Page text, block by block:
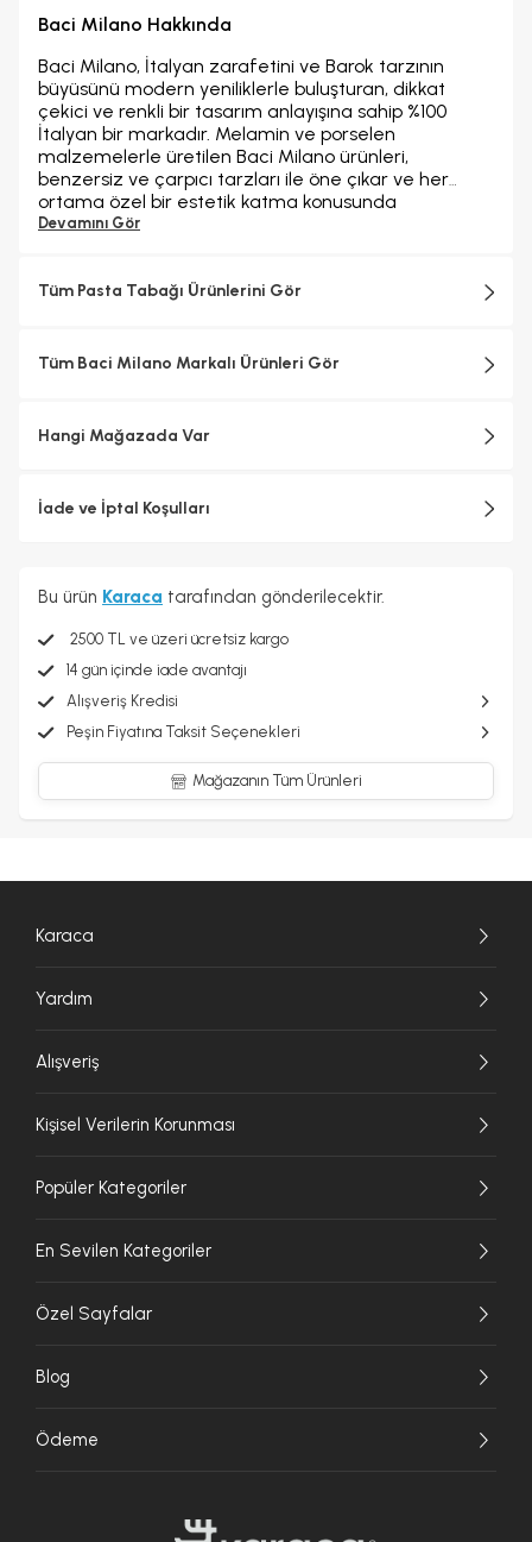
Baci Milano Hakkında
Baci Milano, İtalyan zarafetini ve Barok tarzının
büyüsünü modern yeniliklerle buluşturan, dikkat
çekici ve renkli bir tasarım anlayışına sahip %100
İtalyan bir markadır. Melamin ve porselen
malzemelerle üretilen Baci Milano ürünleri,
benzersiz ve çarpıcı tarzları ile öne çıkar ve her
ortama özel bir estetik katma konusunda
iddialıdır.Baci Milano zengin koleksiyonlarıyla,
tahtalarından fincanlara kadar geniş bir ürün
canlılığını yansıttığı seçenekler sunar. Hem
alanlarınıza benzersiz bir cazibe ve zarafet katar.
Devamını Gör
Tüm Pasta Tabağı Ürünlerini Gör
Tüm Baci Milano Markalı Ürünleri Gör
Hangi Mağazada Var
İade ve İptal Koşulları
Bu ürün Karaca tarafından gönderilecektir.
2500 TL ve üzeri ücretsiz kargo
14 gün içinde iade avantajı
Alışveriş Kredisi
Peşin Fiyatına Taksit Seçenekleri
Mağazanın Tüm Ürünleri
Karaca
Yardım
Alışveriş
Kişisel Verilerin Korunması
Popüler Kategoriler
En Sevilen Kategoriler
Özel Sayfalar
Blog
Ödeme